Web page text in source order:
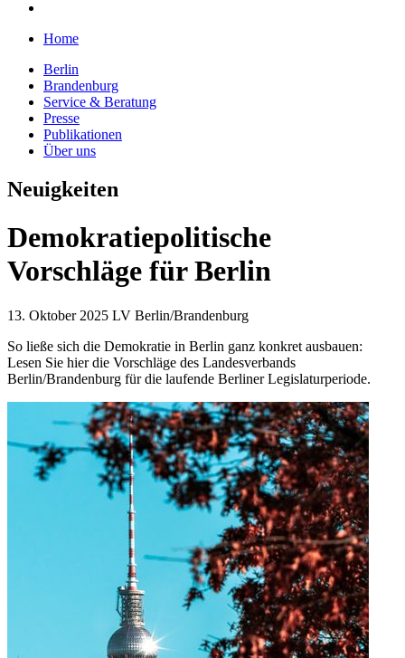
Home
Berlin
Brandenburg
Service & Beratung
Presse
Publikationen
Über uns
Neuigkeiten
Demokratiepolitische
Vorschläge für Berlin
13. Oktober 2025 LV Berlin/Brandenburg
So ließe sich die Demokratie in Berlin ganz konkret ausbauen:
Lesen Sie hier die Vorschläge des Landesverbands
Berlin/Brandenburg für die laufende Berliner Legislaturperiode.